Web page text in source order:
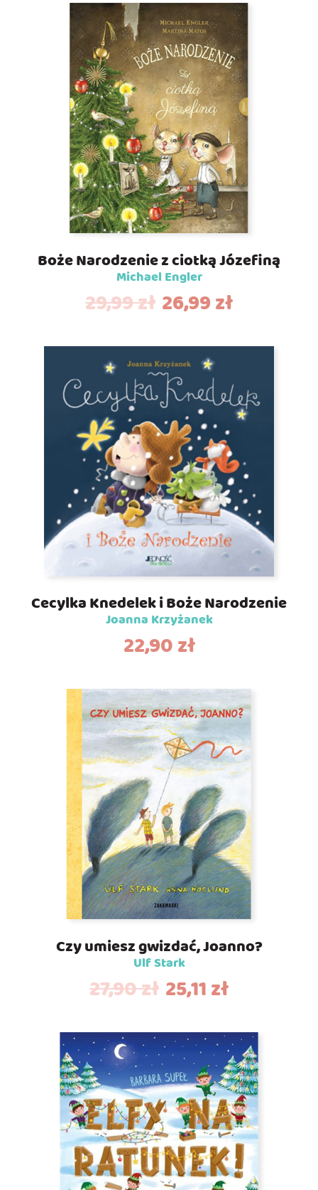
Boże Narodzenie z ciotką Józefiną
Michael Engler
29,99zł 26,99zł
Cecylka Knedelek i Boże Narodzenie
Joanna Krzyżanek
22,90zł
Czy umiesz gwizdać, Joanno?
Ulf Stark
27,90zł 25,11zł